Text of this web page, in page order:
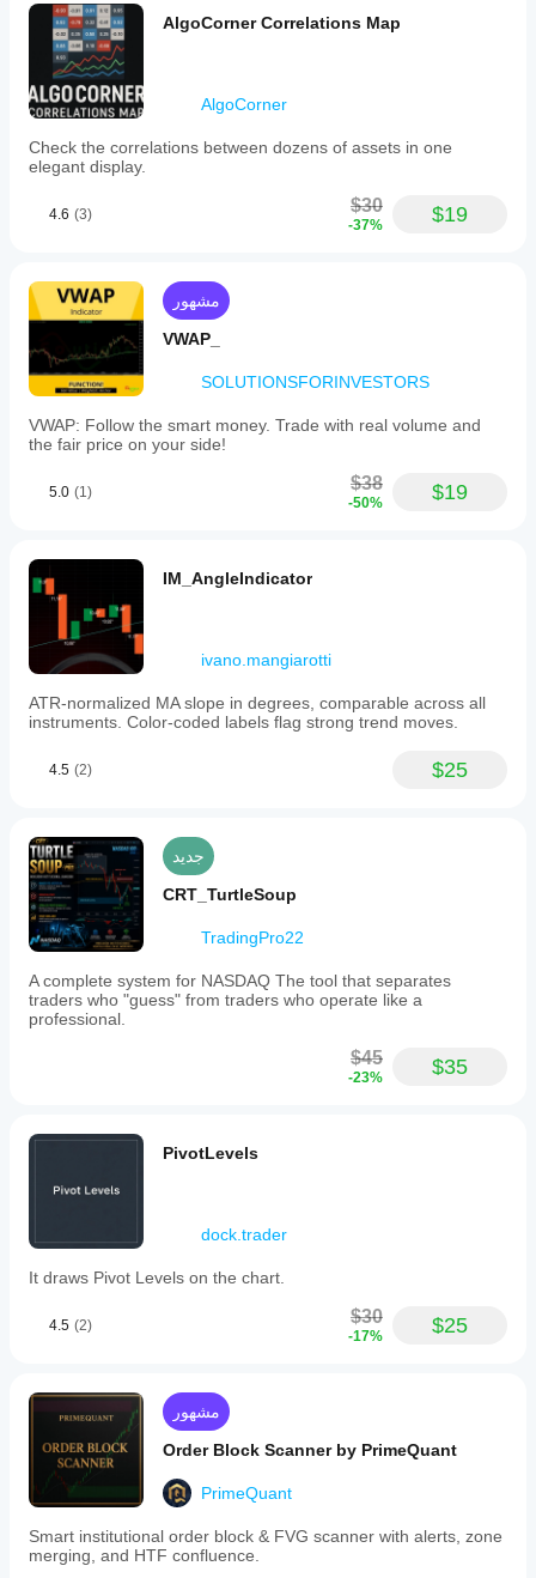
applicability
across
multiple
markets
and
its
role
as
a
momentum
volatility-
ملف تعريف المؤشر
AlgoCorner Correlations Map
AlgoCorner
Check the correlations between dozens of assets in one
elegant display.
4.6 (3) $30
-37% $19
مشهور
VWAP_
SOLUTIONSFORINVESTORS
VWAP: Follow the smart money. Trade with real volume and
the fair price on your side!
5.0 (1) $38
-50% $19
IM_AngleIndicator
ivano.mangiarotti
ATR-normalized MA slope in degrees, comparable across all
instruments. Color-coded labels flag strong trend moves.
4.5 (2) $25
جديد
CRT_TurtleSoup
TradingPro22
A complete system for NASDAQ The tool that separates
traders who "guess" from traders who operate like a
professional.
$45
-23% $35
PivotLevels
dock.trader
It draws Pivot Levels on the chart.
4.5 (2) $30
-17% $25
مشهور
Order Block Scanner by PrimeQuant
PrimeQuant
Smart institutional order block & FVG scanner with alerts, zone
merging, and HTF confluence.